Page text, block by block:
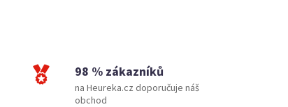
98 % zákazníků
na Heureka.cz doporučuje náš
obchod